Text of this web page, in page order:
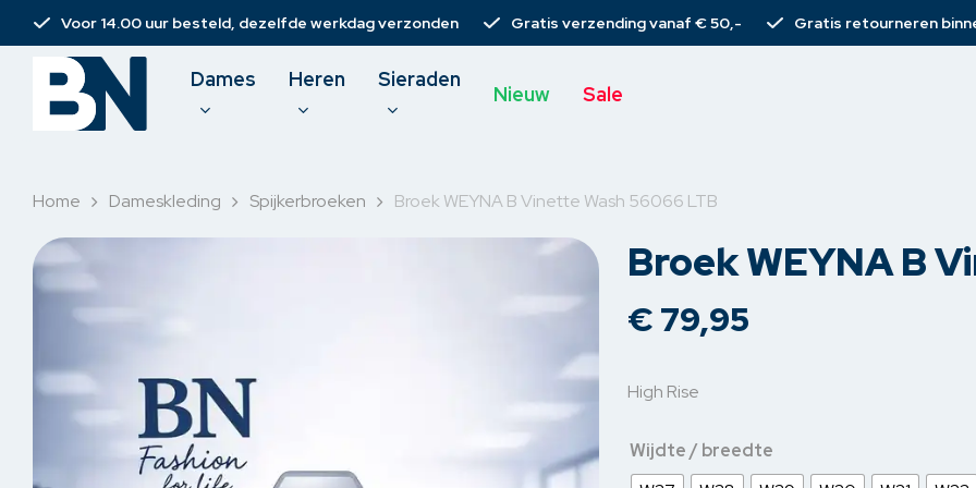
Voor 14.00 uur besteld, dezelfde werkdag verzonden Gratis verzending vanaf € 50,- Gratis retourneren
Dames
T-shirts
Tops
Vesten
Heren
Broeken
Sieraden
Nieuw Sale
Home Dameskleding Spijkerbroeken Broek WEYNA B Vinette Wash 56066 LTB
Broek WEYNA B
€ 79,95
High Rise
Wijdte / breedte